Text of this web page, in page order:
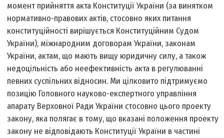
момент прийняття акта Конституції України (за винятком
нормативно-правових актів, стосовно яких питання
конституційності вирішується Конституційним Судом
України), міжнародним договорам України, законам
України, актам, що мають вищу юридичну силу, а також
недоцільність або неефективність акта в регулюванні
певних суспільних відносин. Ми цілковито підтримуємо
позицію Головного науково-експертного управління
апарату Верховної Ради України стосовно цього проекту
закону, яка полягає в тому, що вказані положення проекту
закону не відповідають Конституції України в частині